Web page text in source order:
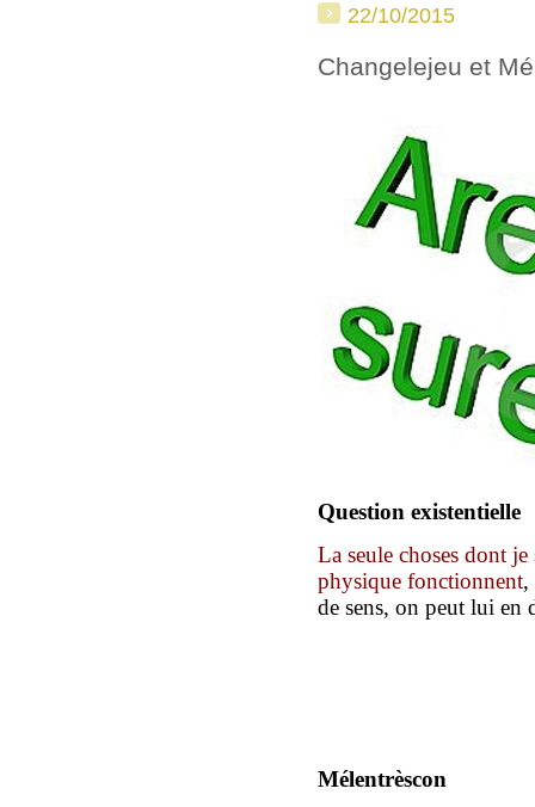
22/10/2015
Changelejeu et
Question existentielle
La seule choses dont je
physique fonctionnent,
de sens, on peut lui en
Mélentrèscon